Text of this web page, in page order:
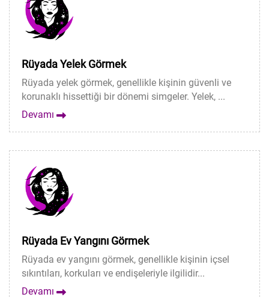
Rüyada Yelek Görmek
Rüyada yelek görmek, genellikle kişinin güvenli ve
korunaklı hissettiği bir dönemi simgeler. Yelek, ...
Devamı
Rüyada Ev Yangını Görmek
Rüyada ev yangını görmek, genellikle kişinin içsel
sıkıntıları, korkuları ve endişeleriyle ilgilidir...
Devamı